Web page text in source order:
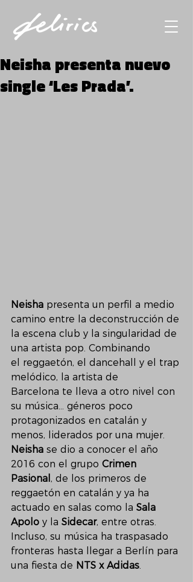
Neisha presenta nuevo
single ‘Les Prada’.
Neisha presenta un perfil a medio
camino entre la deconstrucción de
la escena club y la singularidad de
una artista pop. Combinando
el reggaetón, el dancehall y el trap
melódico, la artista de
Barcelona te lleva a otro nivel con
su música… géneros poco
protagonizados en catalán y
menos, liderados por una mujer.
Neisha se dio a conocer el año
2016 con el grupo Crimen
Pasional , de los primeros de
reggaetón en catalán y ya ha
actuado en salas como la Sala
Apolo y la Sidecar, entre otras.
Incluso, su música ha traspasado
fronteras hasta llegar a Berlín para
una fiesta de NTS x Adidas.